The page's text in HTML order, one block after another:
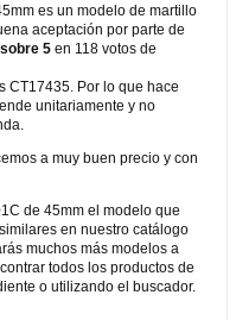
es un modelo de martillo
aceptación por parte de
5 en 118 votos de
CT17435. Por lo que hace
unitariamente y no
a muy buen precio y con
de 45mm el modelo que
en nuestro catálogo
muchos más modelos a
todos los productos de
o utilizando el buscador.